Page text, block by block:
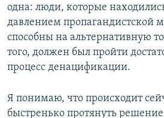
одна: люди, которые
давлением пропагандистской
способны на альтернативную
того, должен был пройти
процесс денацификации.
Я понимаю, что происходит
быстренько протянуть